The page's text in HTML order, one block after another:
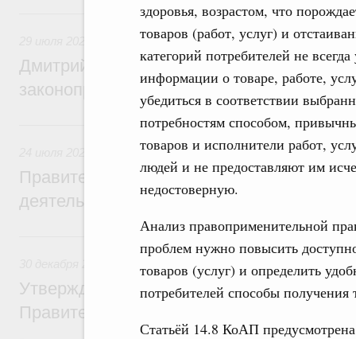
здоровья, возрастом, что
товаров (работ, услуг) и
категорий потребителей не
информации о товаре, работе,
убедиться в соответствии
потребностям способом,
товаров и исполнители работ,
людей и не предоставляют им
недостоверную.
Анализ правоприменительной
проблем нужно повысить
товаров (услуг) и определить
потребителей способы
Статьёй 14.8 КоАП
29 июля 2024, понедельник
Правовые вопросы работы Правительства
Дмитрий Григоренко: Цифровизация
законопроектной деятельности
24 июля 2023, понедельник
Правовые вопросы работы Правительства
Правительство повышает качество
деятельности
30 декабря 2022, пятница
Правовые вопросы работы
Утверждён план законопроектной
Правительства на 2023 год